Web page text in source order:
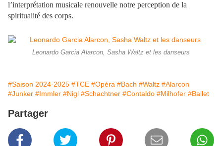
l’interprétation musicale renouvelle notre perception de la
spiritualité des corps.
Leonardo Garcia Alarcon, Sasha Waltz et les danseurs
#Saison 2024-2025 #TCE #Opéra #Bach #Waltz #Alarcon
#Junker #Immler #Nigl #Schachtner #Contaldo #Milhofer #Ballet
Partager